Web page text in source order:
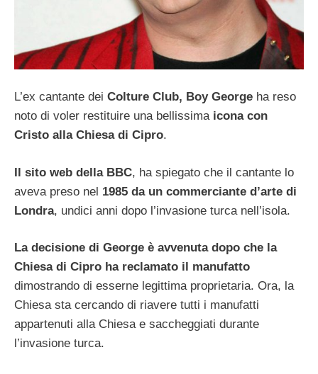
L’ex cantante dei Colture Club, Boy George ha reso
noto di voler restituire una bellissima icona con
Cristo alla Chiesa di Cipro.
Il sito web della BBC, ha spiegato che il cantante lo
aveva preso nel 1985 da un commerciante d’arte di
Londra, undici anni dopo l’invasione turca nell’isola.
La decisione di George è avvenuta dopo che la
Chiesa di Cipro ha reclamato il manufatto
dimostrando di esserne legittima proprietaria. Ora, la
Chiesa sta cercando di riavere tutti i manufatti
appartenuti alla Chiesa e saccheggiati durante
l’invasione turca.